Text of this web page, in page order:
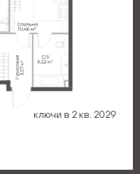
ключи в 2 кв. 2029